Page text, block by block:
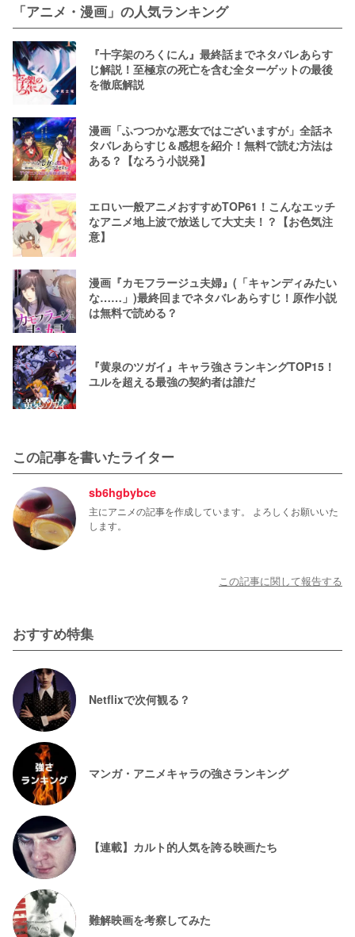
「アニメ・漫画」の人気ランキング
『十字架のろくにん』最終話までネタバレあらす
じ解説！至極京の死亡を含む全ターゲットの最後
を徹底解説
漫画「ふつつかな悪女ではございますが」全話ネ
タバレあらすじ＆感想を紹介！無料で読む方法は
ある？【なろう小説発】
エロい一般アニメおすすめTOP61！こんなエッチ
なアニメ地上波で放送して大丈夫！？【お色気注
意】
漫画『カモフラージュ夫婦』(「キャンディみたい
な……」)最終回までネタバレあらすじ！原作小説
は無料で読める？
『黄泉のツガイ』キャラ強さランキングTOP15！
ユルを超える最強の契約者は誰だ
この記事を書いたライター
sb6hgbybce
主にアニメの記事を作成しています。 よろしくお願いいた
します。
この記事に関して報告する
おすすめ特集
Netflixで次何観る？
マンガ・アニメキャラの強さランキング
【連載】カルト的人気を誇る映画たち
難解映画を考察してみた